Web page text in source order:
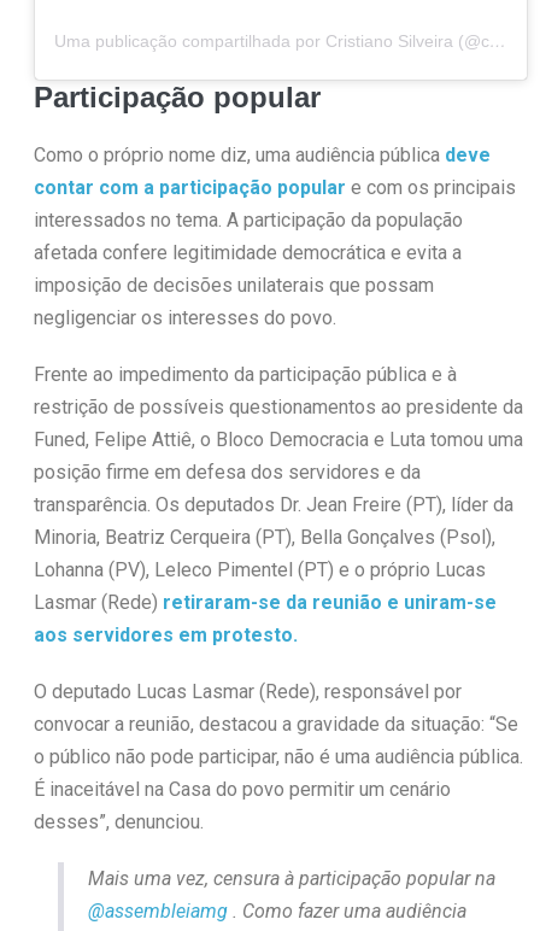
Uma publicação compartilhada por Cristiano Silveira (@cristianosilveiramg)
Participação popular
Como o próprio nome diz, uma audiência pública deve
contar com a participação popular e com os principais
interessados no tema. A participação da população
afetada confere legitimidade democrática e evita a
imposição de decisões unilaterais que possam
negligenciar os interesses do povo.
Frente ao impedimento da participação pública e à
restrição de possíveis questionamentos ao presidente da
Funed, Felipe Attiê, o Bloco Democracia e Luta tomou uma
posição firme em defesa dos servidores e da
transparência. Os deputados Dr. Jean Freire (PT), líder da
Minoria, Beatriz Cerqueira (PT), Bella Gonçalves (Psol),
Lohanna (PV), Leleco Pimentel (PT) e o próprio Lucas
Lasmar (Rede) retiraram-se da reunião e uniram-se
aos servidores em protesto.
O deputado Lucas Lasmar (Rede), responsável por
convocar a reunião, destacou a gravidade da situação: “Se
o público não pode participar, não é uma audiência pública.
É inaceitável na Casa do povo permitir um cenário
desses”, denunciou.
Mais uma vez, censura à participação popular na
@assembleiamg. Como fazer uma audiência